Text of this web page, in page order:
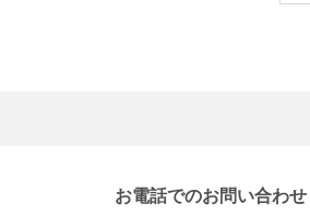
お電話でのお問い合わせ